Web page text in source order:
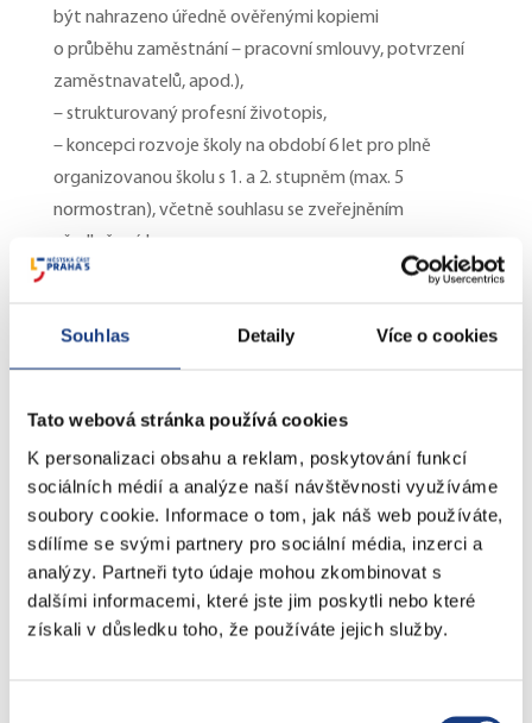
Souhlas Detaily Více o cookies
Tato webová stránka používá cookies
K personalizaci obsahu a reklam, poskytování funkcí
sociálních médií a analýze naší návštěvnosti využíváme
soubory cookie. Informace o tom, jak náš web používáte,
sdílíme se svými partnery pro sociální média, inzerci a
analýzy. Partneři tyto údaje mohou zkombinovat s
dalšími informacemi, které jste jim poskytli nebo které
získali v důsledku toho, že používáte jejich služby.
být nahrazeno úředně ověřenými kopiemi
o průběhu zaměstnání – pracovní smlouvy, potvrzení
zaměstnavatelů, apod.),
– strukturovaný profesní životopis,
– koncepci rozvoje školy na období 6 let pro plně
organizovanou školu s 1. a 2. stupněm (max. 5
normostran), včetně souhlasu se zveřejněním
předložené koncepce,
– výpis z evidence Rejstříku trestů (ne starší 3 měsíců)
– originál, popř. ověřená kopie dokladu o zdravotní
způsobilosti k výkonu pracovního místa
Předpokládaný nástup na pracovní místo ředitele/
ředitelky:1. 8. 2024